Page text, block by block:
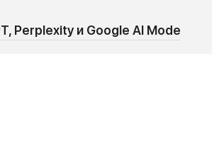
Perplexity и Google AI Mode